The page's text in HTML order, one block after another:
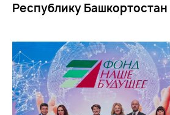
Республику Башкортостан